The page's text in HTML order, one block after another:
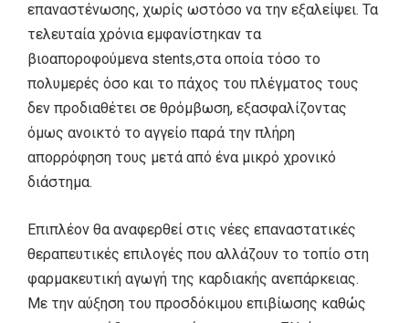
επαναστένωσης, χωρίς ωστόσο να την εξαλείψει. Τα
τελευταία χρόνια εμφανίστηκαν τα
βιοαποροφούμενα stents,στα οποία τόσο το
πολυμερές όσο και το πάχος του πλέγματος τους
δεν προδιαθέτει σε θρόμβωση, εξασφαλίζοντας
όμως ανοικτό το αγγείο παρά την πλήρη
απορρόφηση τους μετά από ένα μικρό χρονικό
διάστημα.
Επιπλέον θα αναφερθεί στις νέες επαναστατικές
θεραπευτικές επιλογές που αλλάζουν το τοπίο στη
φαρμακευτική αγωγή της καρδιακής ανεπάρκειας.
Με την αύξηση του προσδόκιμου επιβίωσης καθώς